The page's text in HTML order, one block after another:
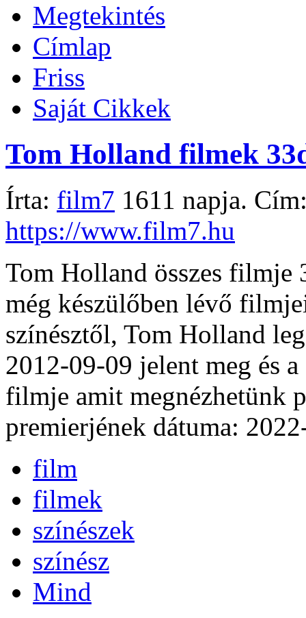
Megtekintés
Címlap
Friss
Saját Cikkek
Tom Holland filmek
Írta: film7 1611 napja.
https://www.film7.hu
Tom Holland összes filmje
még készülőben lévő
színésztől, Tom Holland
2012-09-09 jelent meg és
filmje amit megnézhetünk
premierjének dátuma:
film
filmek
színészek
színész
Mind